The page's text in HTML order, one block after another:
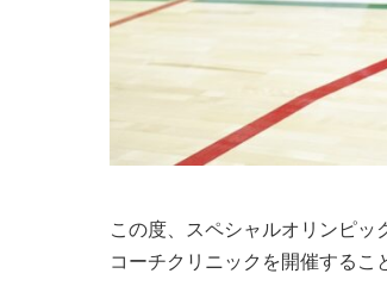
この度、スペシャルオリンピッ
コーチクリニックを開催するこ